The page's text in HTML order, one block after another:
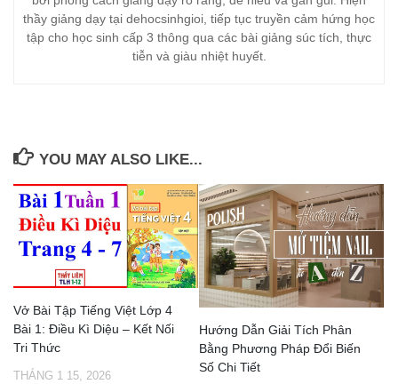
thầy giảng dạy tại dehocsinhgioi, tiếp tục truyền cảm hứng học
tập cho học sinh cấp 3 thông qua các bài giảng súc tích, thực
tiễn và giàu nhiệt huyết.
YOU MAY ALSO LIKE...
Vở Bài Tập Tiếng Việt Lớp 4
Bài 1: Điều Kì Diệu – Kết Nối
Tri Thức
THÁNG 1 15, 2026
Hướng Dẫn Giải Tích Phân
Bằng Phương Pháp Đổi Biến
Số Chi Tiết